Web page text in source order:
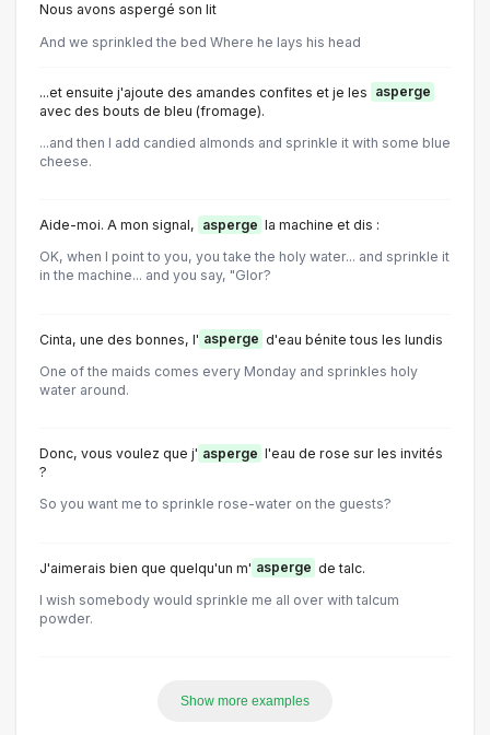
Nous avons aspergé son lit
And we sprinkled the bed Where he lays his head
...et ensuite j'ajoute des amandes confites et je les asperge
avec des bouts de bleu (fromage).
...and then I add candied almonds and sprinkle it with some blue
cheese.
Aide-moi. A mon signal, asperge la machine et dis :
OK, when I point to you, you take the holy water... and sprinkle it
in the machine... and you say, "Glor?
Cinta, une des bonnes, l' asperge d'eau bénite tous les lundis
One of the maids comes every Monday and sprinkles holy
water around.
Donc, vous voulez que j' asperge l'eau de rose sur les invités
?
So you want me to sprinkle rose-water on the guests?
J'aimerais bien que quelqu'un m' asperge de talc.
I wish somebody would sprinkle me all over with talcum
powder.
Show more examples